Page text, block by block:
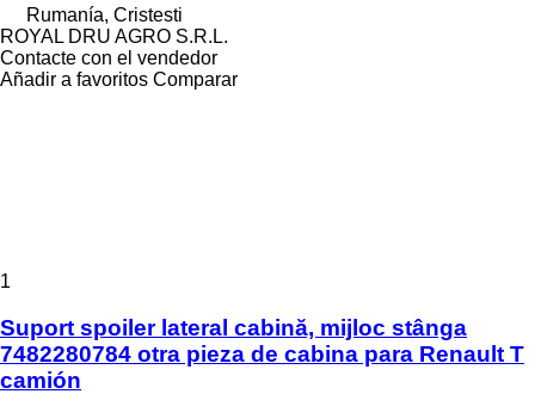
Rumanía, Cristesti
ROYAL DRU AGRO S.R.L.
Contacte con el vendedor
Añadir a favoritos Comparar
1
Suport spoiler lateral cabină, mijloc stânga
7482280784 otra pieza de cabina para Renault T
camión